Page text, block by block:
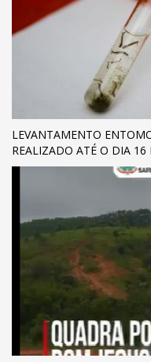
LEVANTAMENTO
REALIZADO ATÉ O DIA 16